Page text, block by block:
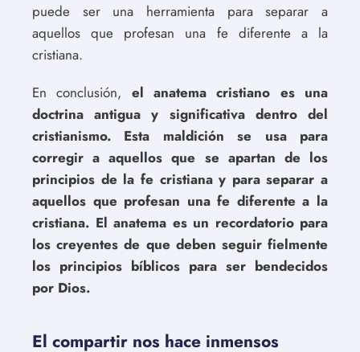
puede ser una herramienta para separar a
aquellos que profesan una fe diferente a la
cristiana.
En conclusión, el anatema cristiano es una
doctrina antigua y significativa dentro del
cristianismo. Esta maldición se usa para
corregir a aquellos que se apartan de los
principios de la fe cristiana y para separar a
aquellos que profesan una fe diferente a la
cristiana. El anatema es un recordatorio para
los creyentes de que deben seguir fielmente
los principios bíblicos para ser bendecidos
por Dios.
El compartir nos hace inmensos